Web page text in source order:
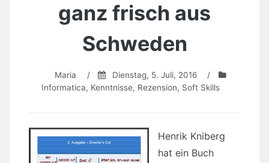
ganz frisch aus
Schweden
Maria / Dienstag, 5. Juli, 2016
/
Informatica, Kenntnisse, Rezension, Soft Skills
Henrik Kniberg
hat ein Buch